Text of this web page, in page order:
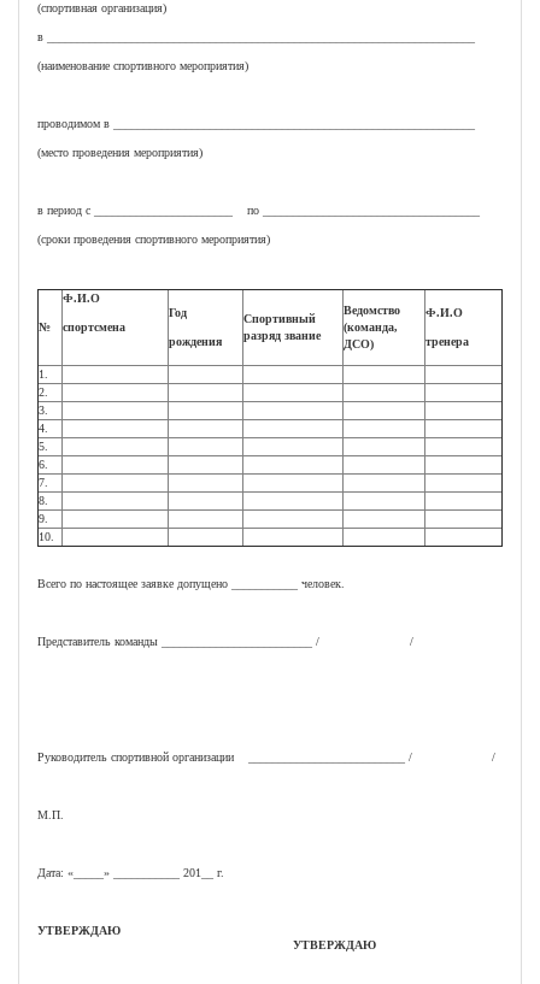
(спортивная организация)
в _______________________________________________________________________
(наименование спортивного мероприятия)
проводимом в ____________________________________________________________
(место проведения мероприятия)
в период с _______________________ по ____________________________________
(сроки проведения спортивного мероприятия)
№
Ф.И.О
спортсмена
Год
рождения
Спортивный
разряд звание
Ведомство
(команда,
ДСО)
Ф.И.О
тренера
1.
2.
3.
4.
5.
6.
7.
8.
9.
10.
Всего по настоящее заявке допущено ___________ человек.
Представитель команды _________________________ / /
Руководитель спортивной организации __________________________ / /
М.П.
Дата: «_____» ___________ 201__ г.
УТВЕРЖДАЮ
УТВЕРЖДАЮ